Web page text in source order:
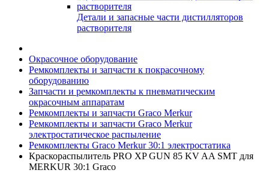
Детали и запасные части дистилляторов
растворителя
Окрасочное оборудование
Ремкомплекты и запчасти к покрасочному
оборудованию
Запчасти и ремкомплекты к пневматическим
окрасочным аппаратам
Ремкомплекты и запчасти Graco Merkur
Ремкомплекты и запчасти Graco Merkur
электростатическое распыление
Ремкомплекты Graco Merkur 30:1 электростатика
Краскораспылитель PRO XP GUN 85 KV AA SMT для
MERKUR 30:1 Graco